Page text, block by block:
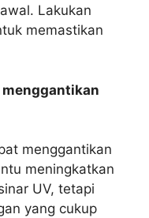
Lakukan
memastikan
menggantikan
meningkatkan
UV, tetapi
yang cukup